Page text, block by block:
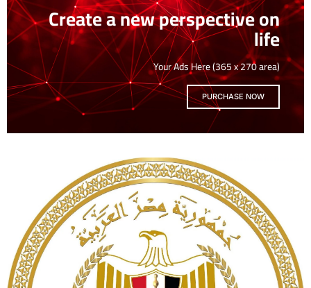
Create a new perspective on
life
Your Ads Here (365 x 270 area)
PURCHASE NOW